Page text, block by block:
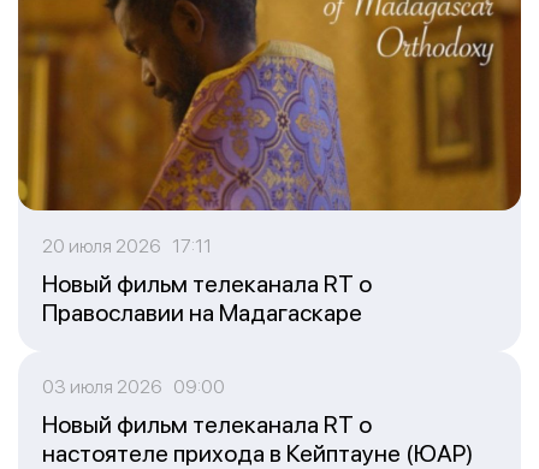
20 июля 2026 17:11
Новый фильм телеканала RT о
Православии на Мадагаскаре
03 июля 2026 09:00
Новый фильм телеканала RT о
настоятеле прихода в Кейптауне (ЮАР)